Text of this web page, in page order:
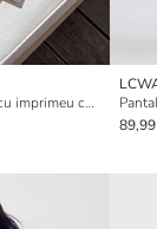
Set de pijama pentru femei cu imprimeu cu lămâi și guler de cămașă